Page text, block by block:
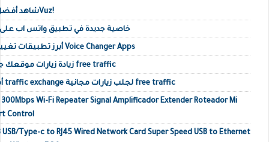
شاهد أفضل مقاطع الفيديو على 360Vuz!
خاصية جديدة في تطبيق واتس اب على أندرويد 2019
أبرز تطبيقات تغيير الصوت في أجهزة أندرويد Voice Changer Apps
زيادة زيارات موقعك جلب زيارات حقيقية أجنبية free traffic
أفضل مواقع تبادل الزيارات traffic exchange لجلب زيارات مجانية free traffic
Wi-Fi Repeater Signal Amplificador Extender Roteador Mi
Control
USB/Type-c to RJ45 Wired Network Card Super Speed USB to Ethernet